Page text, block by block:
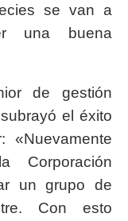
se van a
una buena
de gestión
el éxito
«Nuevamente
Corporación
un grupo de
Con esto